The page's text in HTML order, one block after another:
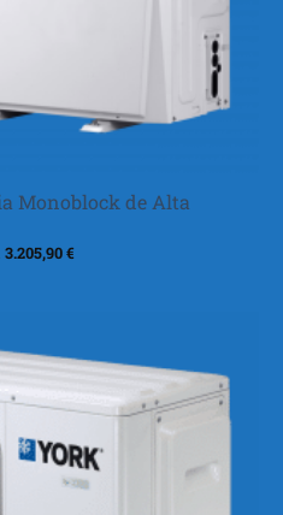
Monoblock de Alta
3.205,90€